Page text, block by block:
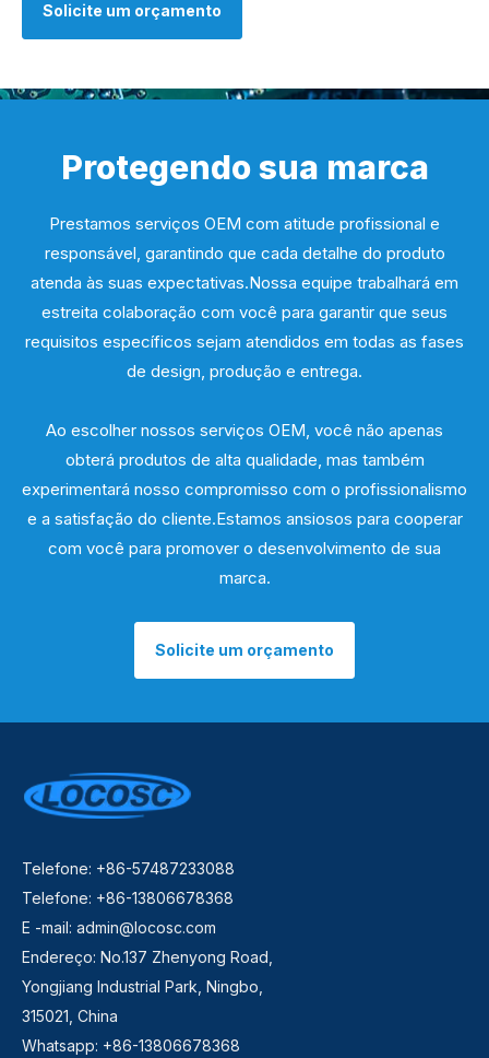
Solicite um orçamento
Protegendo sua marca
Prestamos serviços OEM com atitude profissional e
responsável, garantindo que cada detalhe do produto
atenda às suas expectativas.Nossa equipe trabalhará em
estreita colaboração com você para garantir que seus
requisitos específicos sejam atendidos em todas as fases
de design, produção e entrega.
Ao escolher nossos serviços OEM, você não apenas
obterá produtos de alta qualidade, mas também
experimentará nosso compromisso com o profissionalismo
e a satisfação do cliente.Estamos ansiosos para cooperar
com você para promover o desenvolvimento de sua
marca.
Solicite um orçamento
Telefone: +86-57487233088
Telefone: +86-13806678368
E -mail: admin@locosc.com
Endereço: No.137 Zhenyong Road,
Yongjiang Industrial Park, Ningbo,
315021, China
Whatsapp: +86-13806678368